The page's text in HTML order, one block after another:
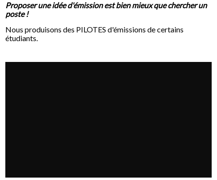
Proposer une idée d'émission est bien mieux que chercher un
poste !
Nous produisons des PILOTES d'émissions de certains
étudiants.